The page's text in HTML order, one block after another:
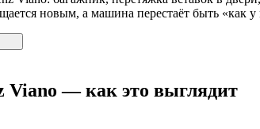
новым, а машина перестаёт быть «как у
Viano — как это выглядит